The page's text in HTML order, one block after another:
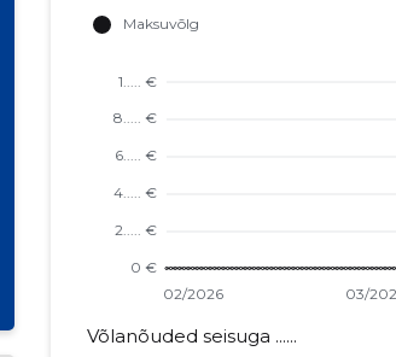
Võlanõuded seisuga ......